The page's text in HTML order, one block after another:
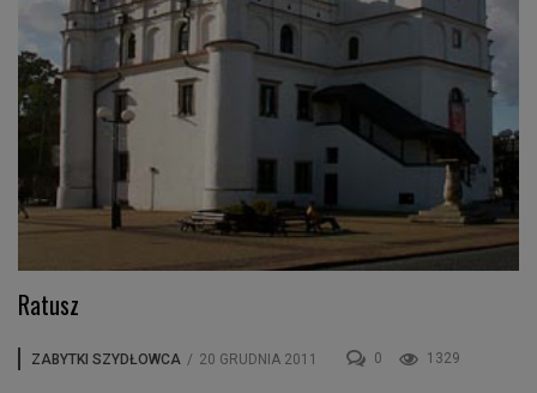
Ratusz
ZABYTKI SZYDŁOWCA / 20 GRUDNIA 2011 0 1329